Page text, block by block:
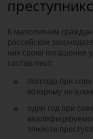
К малолетним
российское
них сроки погашения
составляют:
полгода при
которому не
один год при
тяжести